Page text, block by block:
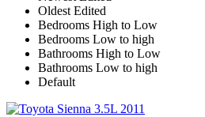
Oldest Edited
Bedrooms High to Low
Bedrooms Low to high
Bathrooms High to Low
Bathrooms Low to high
Default